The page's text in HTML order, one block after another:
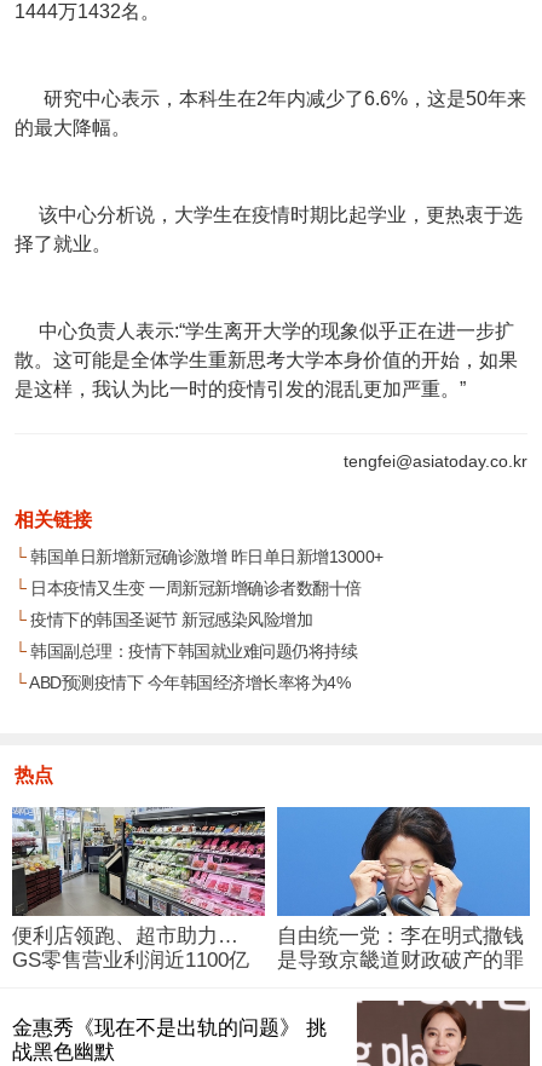
1444万1432名。
研究中心表示，本科生在2年内减少了6.6%，这是50年来
的最大降幅。
该中心分析说，大学生在疫情时期比起学业，更热衷于选
择了就业。
中心负责人表示:“学生离开大学的现象似乎正在进一步扩
散。这可能是全体学生重新思考大学本身价值的开始，如果
是这样，我认为比一时的疫情引发的混乱更加严重。”
tengfei@asiatoday.co.kr
相关链接
└韩国单日新增新冠确诊激增 昨日单日新增13000+
└日本疫情又生变 一周新冠新增确诊者数翻十倍
└疫情下的韩国圣诞节 新冠感染风险增加
└韩国副总理：疫情下韩国就业难问题仍将持续
└ABD预测疫情下 今年韩国经济增长率将为4%
热点
便利店领跑、超市助力…
GS零售营业利润近1100亿
自由统一党：李在明式撒钱
是导致京畿道财政破产的罪
金惠秀《现在不是出轨的问题》 挑
战黑色幽默